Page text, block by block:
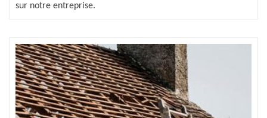
sur notre entreprise.